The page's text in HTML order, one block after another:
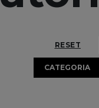
RESET
CATEGORIA